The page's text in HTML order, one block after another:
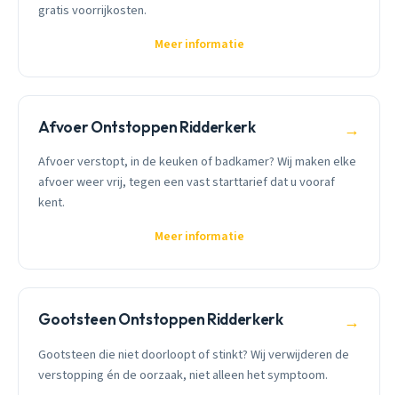
gratis voorrijkosten.
Meer informatie
Afvoer Ontstoppen Ridderkerk →
Afvoer verstopt, in de keuken of badkamer? Wij maken elke
afvoer weer vrij, tegen een vast starttarief dat u vooraf
kent.
Meer informatie
Gootsteen Ontstoppen Ridderkerk →
Gootsteen die niet doorloopt of stinkt? Wij verwijderen de
verstopping én de oorzaak, niet alleen het symptoom.